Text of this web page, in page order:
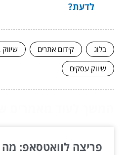
לדעת?
בלוג קידום אתרים
שיווק עסקים
פריצה לוואטסאפ: